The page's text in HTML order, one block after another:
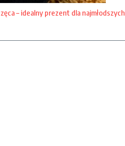
– idealny prezent dla najmłodszych